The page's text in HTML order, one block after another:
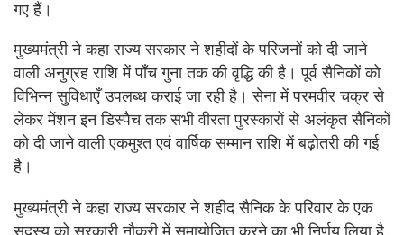
गए हैं।
मुख्यमंत्री ने कहा राज्य सरकार ने शहीदों के परिजनों को दी जाने
वाली अनुग्रह राशि में पाँच गुना तक की वृद्धि की है। पूर्व सैनिकों को
विभिन्न सुविधाएँ उपलब्ध कराई जा रही है। सेना में परमवीर चक्र से
लेकर मेंशन इन डिस्पैच तक सभी वीरता पुरस्कारों से अलंकृत सैनिकों
को दी जाने वाली एकमुश्त एवं वार्षिक सम्मान राशि में बढ़ोतरी की गई
है।
मुख्यमंत्री ने कहा राज्य सरकार ने शहीद सैनिक के परिवार के एक